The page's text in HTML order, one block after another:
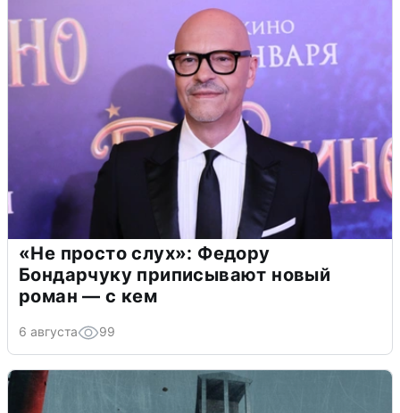
«Не просто слух»: Федору
Бондарчуку приписывают новый
роман — с кем
6 августа 99